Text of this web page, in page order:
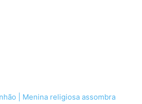
| Menina religiosa assombra